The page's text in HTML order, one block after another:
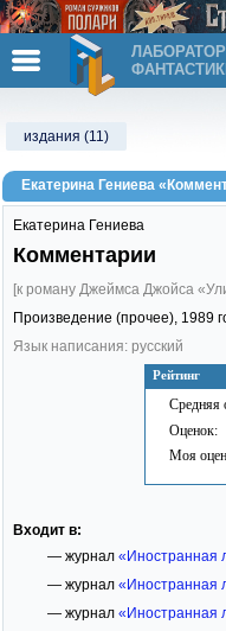
издания (11)
Екатерина Гениева
Рейтинг
Средняя
Оценок:
Моя
Екатерина Гениева
Комментарии
[к роману Джеймса Джойса
Произведение (прочее), 1989
Язык написания: русский
Входит в:
— журнал «Иностранная
— журнал «Иностранная
— журнал «Иностранная